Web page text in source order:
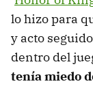
lo hizo para
y acto
dentro del
tenía miedo